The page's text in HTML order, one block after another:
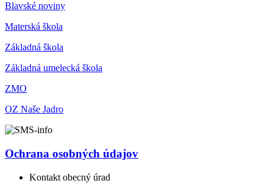
Blavské noviny
Materská škola
Základná škola
Základná umelecká škola
ZMO
OZ Naše Jadro
Ochrana osobných údajov
Kontakt obecný úrad